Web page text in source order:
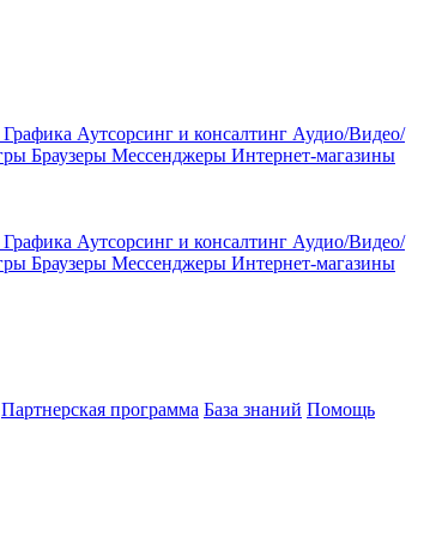
Аутсорсинг и консалтинг Аудио/Видео/
Браузеры Мессенджеры Интернет-магазины
Аутсорсинг и консалтинг Аудио/Видео/
Браузеры Мессенджеры Интернет-магазины
Партнерская программа База знаний Помощь